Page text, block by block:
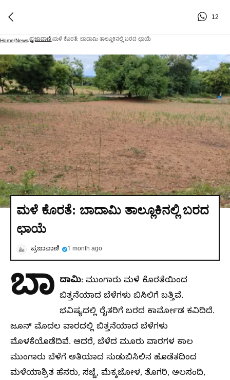
12
Home/News/ಪ್ರಜಾವಾಣಿ/ಮಳೆ ಕೊರತೆ: ಬಾದಾಮಿ ತಾಲ್ಲೂಕಿನಲ್ಲಿ ಬರದ ಛಾಯೆ
ಮಳೆ ಕೊರತೆ: ಬಾದಾಮಿ ತಾಲ್ಲೂಕಿನಲ್ಲಿ ಬರದ
ಛಾಯೆ
ಪ್ರಜಾವಾಣಿ 1 month ago
ಬಾ ದಾಮಿ: ಮುಂಗಾರು ಮಳೆ ಕೊರತೆಯಿಂದ
ಬಿತ್ತನೆಯಾದ ಬೆಳೆಗಳು ಬಿಸಿಲಿಗೆ ಬತ್ತಿವೆ.
ಭವಿಷ್ಯದಲ್ಲಿ ರೈತರಿಗೆ ಬರದ ಕಾರ್ಮೋಡ ಕವಿದಿದೆ.
ಜೂನ್‌ ಮೊದಲ ವಾರದಲ್ಲಿ ಬಿತ್ತನೆಯಾದ ಬೆಳೆಗಳು
ಮೊಳಕೆಯೊಡೆದಿವೆ. ಆದರೆ, ಬೆಳೆದ ಮೂರು ವಾರಗಳ ಕಾಲ
ಮುಂಗಾರು ಬೆಳೆಗೆ ಅತಿಯಾದ ಸುಡುಬಿಸಿಲಿನ ಹೊಡೆತದಿಂದ
ಮಳೆಯಾಶ್ರಿತ ಹೆಸರು, ಸಜ್ಜೆ, ಮೆಕ್ಕಜೋಳ, ತೊಗರಿ, ಅಲಸಂದಿ,